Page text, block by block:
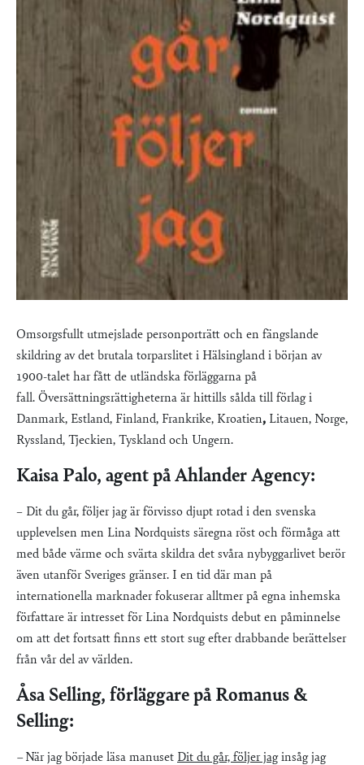
Omsorgsfullt utmejslade personporträtt och en fängslande
skildring av det brutala torparslitet i Hälsingland i början av
1900-talet har fått de utländska förläggarna på
fall. Översättningsrättigheterna är hittills sålda till förlag i
Danmark, Estland, Finland, Frankrike, Kroatien, Litauen, Norge,
Ryssland, Tjeckien, Tyskland och Ungern.
Kaisa Palo, agent på Ahlander Agency:
– Dit du går, följer jag är förvisso djupt rotad i den svenska
upplevelsen men Lina Nordquists säregna röst och förmåga att
med både värme och svärta skildra det svåra nybyggarlivet berör
även utanför Sveriges gränser. I en tid där man på
internationella marknader fokuserar alltmer på egna inhemska
författare är intresset för Lina Nordquists debut en påminnelse
om att det fortsatt finns ett stort sug efter drabbande berättelser
från vår del av världen.
Åsa Selling, förläggare på Romanus &
Selling:
–När jag började läsa manuset Dit du går, följer jaginsåg jag